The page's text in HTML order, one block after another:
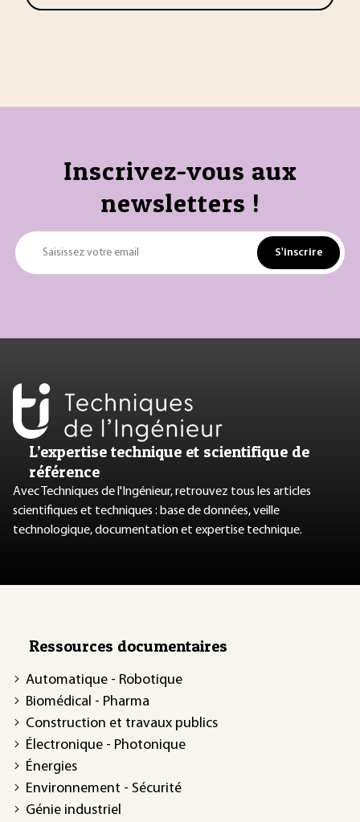
Inscrivez-vous aux
newsletters !
Saisissez votre email S'inscrire
L’expertise technique et scientifique de
référence
Avec Techniques de l'Ingénieur, retrouvez tous les articles
scientifiques et techniques : base de données, veille
technologique, documentation et expertise technique.
Ressources documentaires
Automatique - Robotique
Biomédical - Pharma
Construction et travaux publics
Électronique - Photonique
Énergies
Environnement - Sécurité
Génie industriel